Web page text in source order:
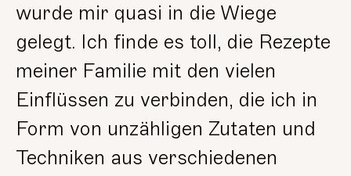
wurde mir quasi in die Wiege
gelegt. Ich finde es toll, die Rezepte
meiner Familie mit den vielen
Einflüssen zu verbinden, die ich in
Form von unzähligen Zutaten und
Techniken aus verschiedenen